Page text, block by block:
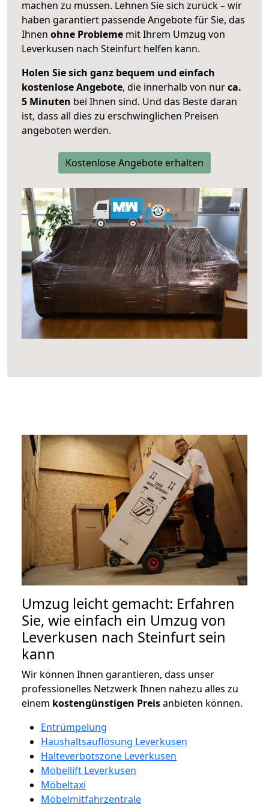
machen zu müssen. Lehnen Sie sich zurück – wir
haben garantiert passende Angebote für Sie, das
Ihnen ohne Probleme mit Ihrem Umzug von
Leverkusen nach Steinfurt helfen kann.
Holen Sie sich ganz bequem und einfach
kostenlose Angebote, die innerhalb von nurca.
5 Minuten bei Ihnen sind. Und das Beste daran
ist, dass all dies zu erschwinglichen Preisen
angeboten werden.
Kostenlose Angebote erhalten
Umzug leicht gemacht: Erfahren
Sie, wie einfach ein Umzug von
Leverkusen nach Steinfurt sein
kann
Wir können Ihnen garantieren, dass unser
professionelles Netzwerk Ihnen nahezu alles zu
einem kostengünstigen Preisanbieten können.
Entrümpelung
Haushaltsauflösung Leverkusen
Halteverbotszone Leverkusen
Möbellift Leverkusen
Möbeltaxi
Möbelmitfahrzentrale